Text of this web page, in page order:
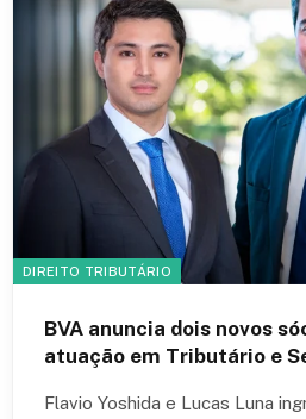
DIREITO TRIBUTÁRIO
BVA anuncia dois novos
atuação em Tributário e
Flavio Yoshida e Lucas Luna